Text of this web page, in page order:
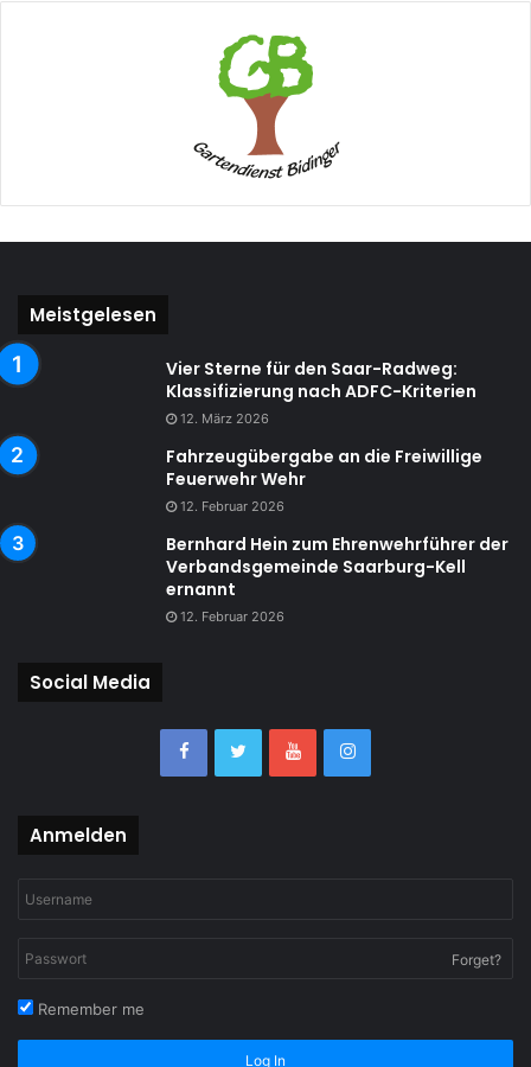
Meistgelesen
Vier Sterne für den Saar-Radweg:
Klassifizierung nach ADFC-Kriterien
12. März 2026
Fahrzeugübergabe an die Freiwillige
Feuerwehr Wehr
12. Februar 2026
Bernhard Hein zum Ehrenwehrführer der
Verbandsgemeinde Saarburg-Kell
ernannt
12. Februar 2026
Social Media
Anmelden
Forget?
Remember me
Log In